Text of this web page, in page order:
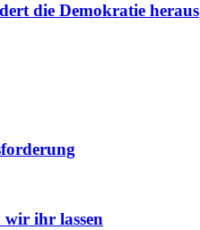
die Demokratie heraus
ihr lassen